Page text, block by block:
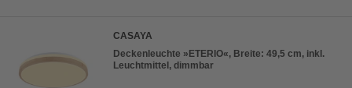
CASAYA
Deckenleuchte »ETERIO«, Breite: 49,5 cm, inkl.
Leuchtmittel, dimmbar